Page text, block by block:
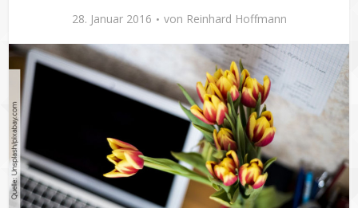
28. Januar 2016 von Reinhard Hoffmann